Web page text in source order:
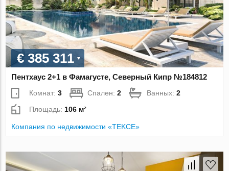
€ 385 311
Пентхаус 2+1 в Фамагусте, Северный Кипр №184812
Комнат:3 Спален:2 Ванных:2
Площадь: 106 м²
Компания по недвижимости «TEKCE»